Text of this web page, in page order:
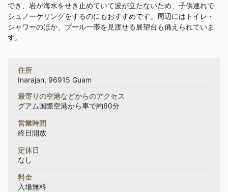
でき、岩が海水をせき止めていて波が立たないため、子供連れで
シュノーケリングをするのにもおすすめです。周辺にはトイレ・
シャワーのほか、プール一帯を見渡せる展望台も備えられていま
す。
住所
Inarajan, 96915 Guam
最寄りの空港などからのアクセス
グアム国際空港から車で約60分
営業時間
終日開放
定休日
なし
料金
入場無料